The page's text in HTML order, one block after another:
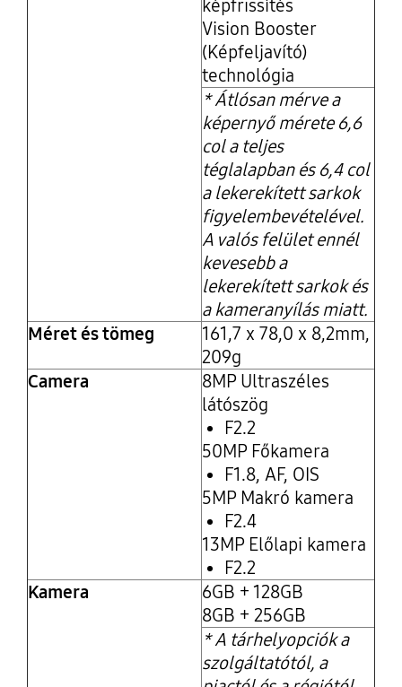
képfrissítés
Vision Booster
(Képfeljavító)
technológia
* Átlósan mérve a
képernyő mérete 6,6
col a teljes
téglalapban és 6,4 col
a lekerekített sarkok
figyelembevételével.
A valós felület ennél
kevesebb a
lekerekített sarkok és
a kameranyílás miatt.
Méret és tömeg
161,7 x 78,0 x 8,2mm,
209g
Camera
8MP Ultraszéles
látószög
F2.2
50MP Főkamera
F1.8, AF, OIS
5MP Makró kamera
F2.4
13MP Előlapi kamera
F2.2
Kamera
6GB + 128GB
8GB + 256GB
* A tárhelyopciók a
szolgáltatótól, a